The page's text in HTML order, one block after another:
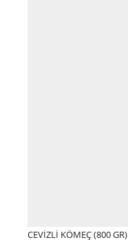
CEVİZLİ KÖMEÇ (800 GR)